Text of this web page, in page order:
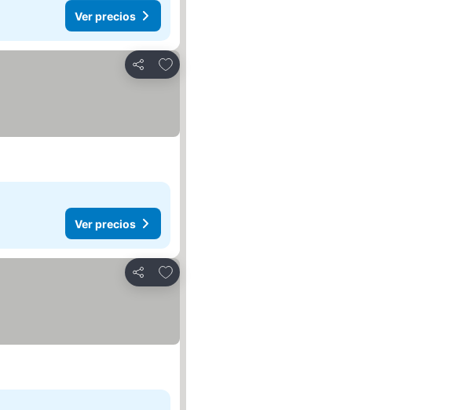
Ver precios
Compartir
Agregar a favoritos
Ver precios
Compartir
Agregar a favoritos